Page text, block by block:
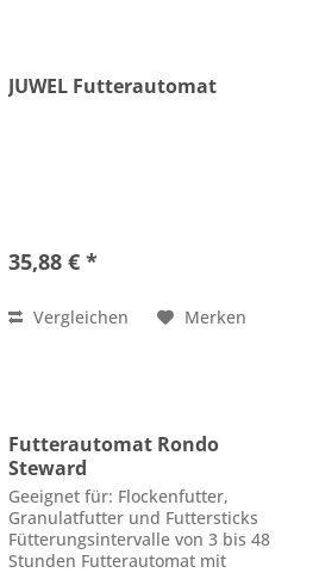
JUWEL Futterautomat
35,88 € *
Vergleichen Merken
Futterautomat Rondo
Steward
Geeignet für: Flockenfutter,
Granulatfutter und Futtersticks
Fütterungsintervalle von 3 bis 48
Stunden Futterautomat mit